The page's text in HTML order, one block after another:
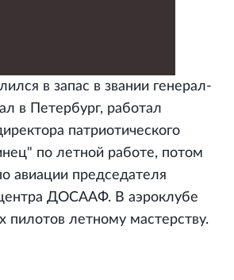
в запас в звании генерал-
в Петербург, работал
патриотического
по летной работе, потом
авиации председателя
ДОСААФ. В аэроклубе
пилотов летному мастерству.